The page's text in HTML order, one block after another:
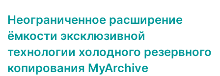
Неограниченное расширение
ёмкости эксклюзивной
технологии холодного резервного
копирования MyArchive